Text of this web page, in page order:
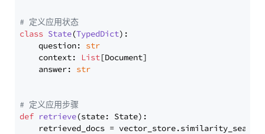
# 定义应用状态
class State(TypedDict):
    question:
str
    context:
List[Document]
    answer:
str
# 定义应用步骤
def retrieve(state: State):
retrieved_docs =